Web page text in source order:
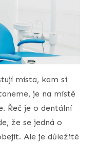
místa, kam si
je na místě
Řeč je o dentální
že se jedná o
Ale je důležité